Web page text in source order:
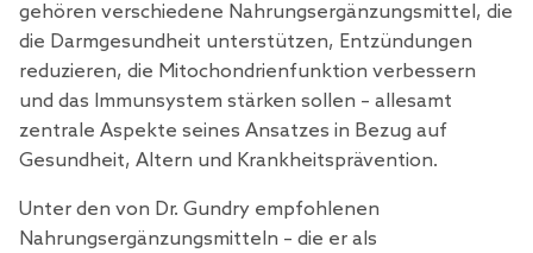
gehören verschiedene Nahrungsergänzungsmittel, die
die Darmgesundheit unterstützen, Entzündungen
reduzieren, die Mitochondrienfunktion verbessern
und das Immunsystem stärken sollen – allesamt
zentrale Aspekte seines Ansatzes in Bezug auf
Gesundheit, Altern und Krankheitsprävention.
Unter den von Dr. Gundry empfohlenen
Nahrungsergänzungsmitteln – die er als